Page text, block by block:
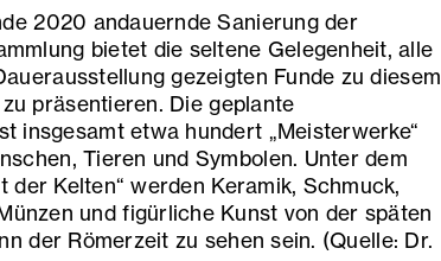
2020 andauernde Sanierung der
bietet die seltene Gelegenheit, alle
gezeigten Funde zu diesem
präsentieren. Die geplante
insgesamt etwa hundert „Meisterwerke“
Tieren und Symbolen. Unter dem
Kelten“ werden Keramik, Schmuck,
und figürliche Kunst von der späten
der Römerzeit zu sehen sein. (Quelle: Dr.